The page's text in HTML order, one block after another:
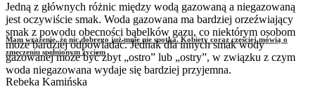
Mam wrażenie, że nic dobrego już mnie nie spotka. Kobiety coraz częściej mówią o
zmęczeniu spełnionym życiem
Rebeka Kamińska
Jedną z głównych różnic między wodą gazowaną a niegazowaną
jest oczywiście smak. Woda gazowana ma bardziej orzeźwiający
smak z powodu obecności bąbelków gazu, co niektórym osobom
może bardziej odpowiadać. Jednak dla innych smak wody
gazowanej może być zbyt „ostro” lub „ostry”, w związku z czym
woda niegazowana wydaje się bardziej przyjemna.